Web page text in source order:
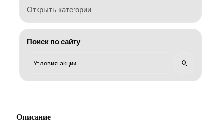
Открыть категории
Поиск по сайту
Описание